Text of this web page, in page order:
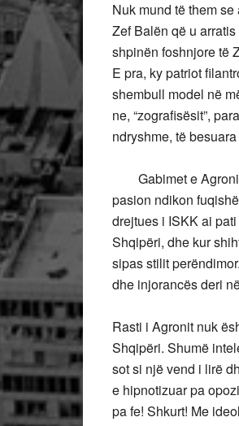
Nuk mund të them
Zef Balën që u
shpinën foshnjore të
E pra, ky patriot
shembull model në
ne, “zografisësit”,
ndryshme, të
Gabimet e Agronit
pasion ndikon
drejtues i ISKK ai
Shqipëri, dhe kur
sipas stilit
dhe injorancës deri
Rasti i Agronit nuk
Shqipëri. Shumë
sot si një vend i lirë
e hipnotizuar pa
pa fe! Shkurt! Me